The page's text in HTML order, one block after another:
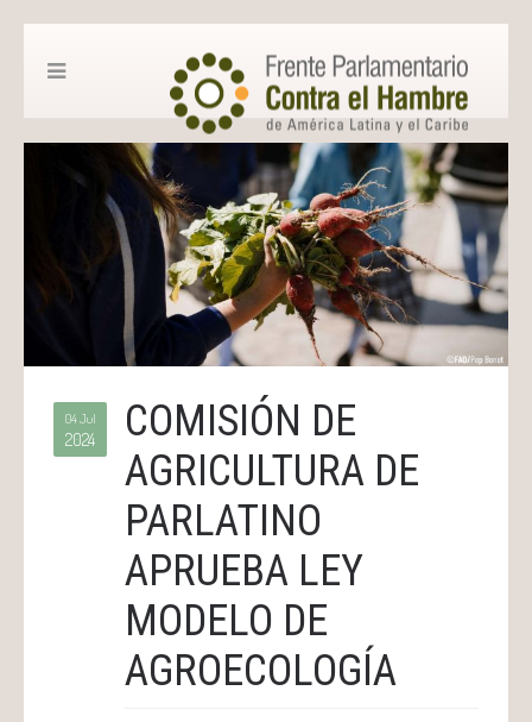
04 Jul
2024
COMISIÓN DE
AGRICULTURA DE
PARLATINO
APRUEBA LEY
MODELO DE
AGROECOLOGÍA